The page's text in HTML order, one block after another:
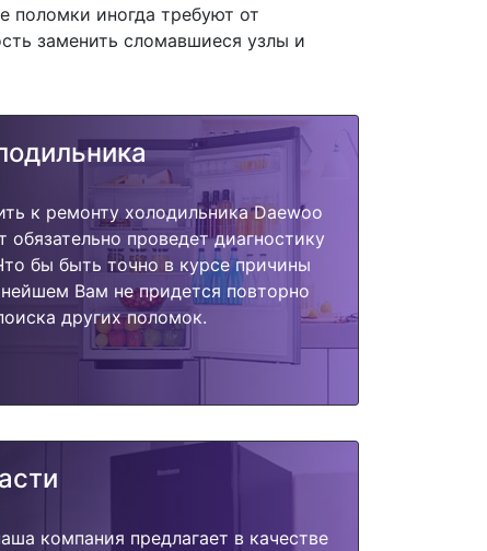
поломки иногда требуют от
заменить сломавшиеся узлы и
к ремонту холодильника Daewoo
обязательно проведет диагностику
бы быть точно в курсе причины
Вам не придется повторно
других поломок.
компания предлагает в качестве